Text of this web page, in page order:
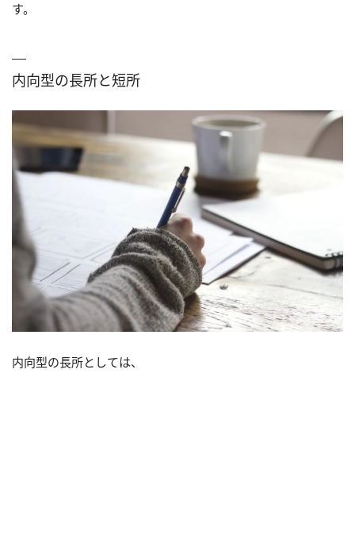
す。
内向型の長所と短所
内向型の長所としては、